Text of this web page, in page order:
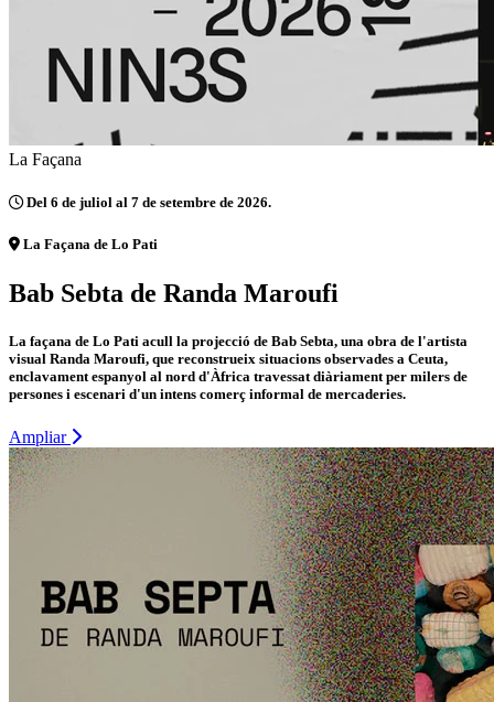
La Façana
Del 6 de juliol al 7 de setembre de 2026.
La Façana de Lo Pati
Bab Sebta de Randa Maroufi
La façana de Lo Pati acull la projecció de Bab Sebta, una obra de l'artista
visual Randa Maroufi, que reconstrueix situacions observades a Ceuta,
enclavament espanyol al nord d'Àfrica travessat diàriament per milers de
persones i escenari d'un intens comerç informal de mercaderies.
Ampliar